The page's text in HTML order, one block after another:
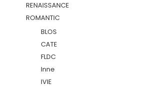
RENAISSANCE
ROMANTIC
BLOS
CATE
FLDC
Inne
IVIE